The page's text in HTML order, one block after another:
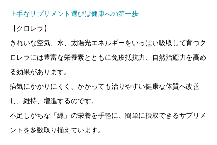
上手なサプリメント選びは健康への第一歩
【クロレラ】
きれいな空気、水、太陽光エネルギーをいっぱい吸収して育つク
ロレラには豊富な栄養素とともに免疫抵抗力、自然治癒力を高め
る効果があります。
病気にかかりにくく、かかっても治りやすい健康な体質へ改善
し、維持、増進するのです。
不足しがちな「緑」の栄養を手軽に、簡単に摂取できるサプリメ
ントを多数取り揃えています。